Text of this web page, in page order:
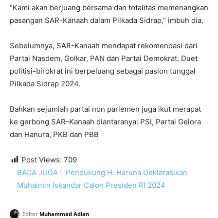
“Kami akan berjuang bersama dan totalitas memenangkan
pasangan SAR-Kanaah dalam Pilkada Sidrap,” imbuh dia.
Sebelumnya, SAR-Kanaah mendapat rekomendasi dari
Partai Nasdem, Golkar, PAN dan Partai Demokrat. Duet
politisi-birokrat ini berpeluang sebagai paslon tunggal
Pilkada Sidrap 2024.
Bahkan sejumlah partai non parlemen juga ikut merapat
ke gerbong SAR-Kanaah diantaranya: PSI, Partai Gelora
dan Hanura, PKB dan PBB
Post Views: 709
BACA JUGA : Pendukung H. Haruna Deklarasikan
Muhaimin Iskandar Calon Presiden RI 2024
Editor Muhammad Adlan